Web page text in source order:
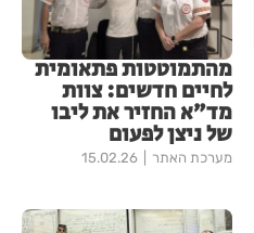
מהתמוטטות פתאומית
לחיים חדשים: צוות
מד״א החזיר את ליבו
של ניצן לפעום
מערכת האתר 15.02.26